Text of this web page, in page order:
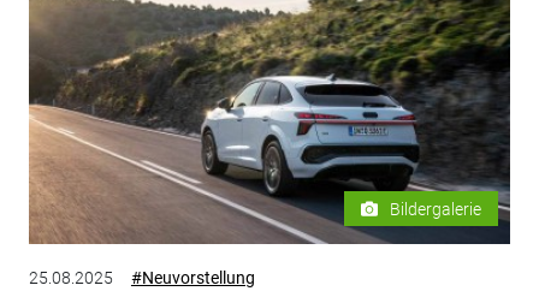
Bildergalerie
25.08.2025 #Neuvorstellung